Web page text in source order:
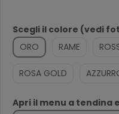
Scegli il colore (vedi
ORO
RAME
ROSA GOLD
Apri il menu a tendina